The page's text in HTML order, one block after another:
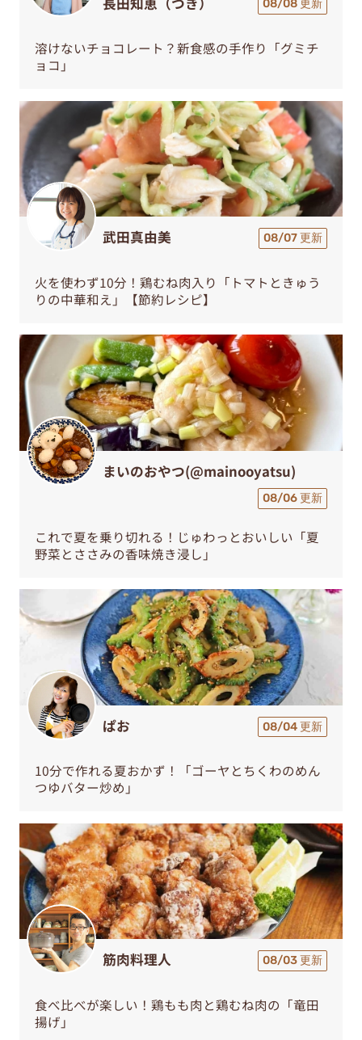
08/08 更新
溶けないチョコレート？新食感の手作り「グミチ
ョコ」
武田真由美 08/07 更新
火を使わず10分！鶏むね肉入り「トマトときゅう
りの中華和え」【節約レシピ】
まいのおやつ(@mainooyatsu)
08/06 更新
これで夏を乗り切れる！じゅわっとおいしい「夏
野菜とささみの香味焼き浸し」
ぱお 08/04 更新
10分で作れる夏おかず！「ゴーヤとちくわのめん
つゆバター炒め」
筋肉料理人 08/03 更新
食べ比べが楽しい！鶏もも肉と鶏むね肉の「竜田
揚げ」